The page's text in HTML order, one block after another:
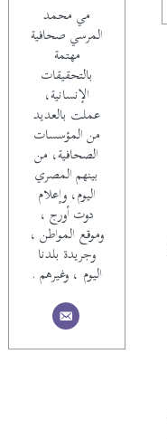
مي محمد
المرسي صحافية
مهتمة
بالتحقيقات
الإنسانية،
عملت بالعديد
من المؤسسات
الصحافية، من
بينهم المصري
اليوم، وإعلام
دوت أورج ،
وموقع المواطن ،
وجريدة بلدنا
اليوم ، وغيرهم .